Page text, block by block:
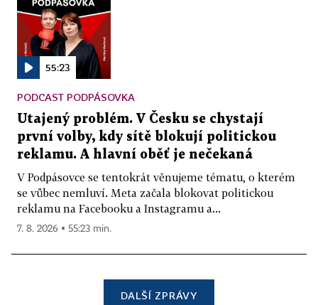
55:23
PODCAST PODPÁSOVKA
Utajený problém. V Česku se chystají
první volby, kdy sítě blokují politickou
reklamu. A hlavní oběť je nečekaná
V Podpásovce se tentokrát věnujeme tématu, o kterém
se vůbec nemluví. Meta začala blokovat politickou
reklamu na Facebooku a Instagramu a...
7. 8. 2026 ▪ 55:23 min.
DALŠÍ ZPRÁVY